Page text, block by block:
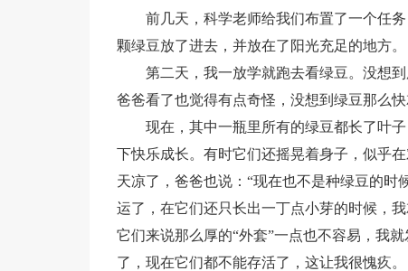
前几天，科学老师给我们布置了一个任
颗绿豆放了进去，并放在了阳光充足的地方。
第二天，我一放学就跑去看绿豆。没想
爸爸看了也觉得有点奇怪，没想到绿豆那么快
现在，其中一瓶里所有的绿豆都长了叶
下快乐成长。有时它们还摇晃着身子，似乎
天凉了，爸爸也说：“现在也不是种绿豆的时
运了，在它们还只长出一丁点小芽的时候，
它们来说那么厚的“外套”一点也不容易，我
了，现在它们都不能存活了，这让我很愧疚。